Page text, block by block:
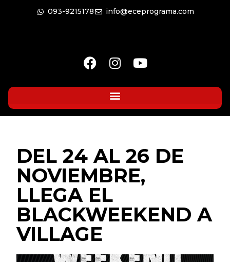
093-9215178 info@eceprograma.com
DEL 24 AL 26 DE
NOVIEMBRE,
LLEGA EL
BLACKWEEKEND A
VILLAGE